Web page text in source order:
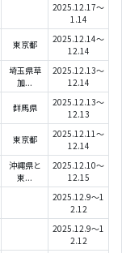
2025.12.17～
1.14
東京都
2025.12.14～
12.14
埼玉県草
加...
2025.12.13～
12.14
群馬県
2025.12.13～
12.13
東京都
2025.12.11～
12.14
沖縄県と
東...
2025.12.10～
12.15
2025.12.9～1
2.12
2025.12.9～1
2.12